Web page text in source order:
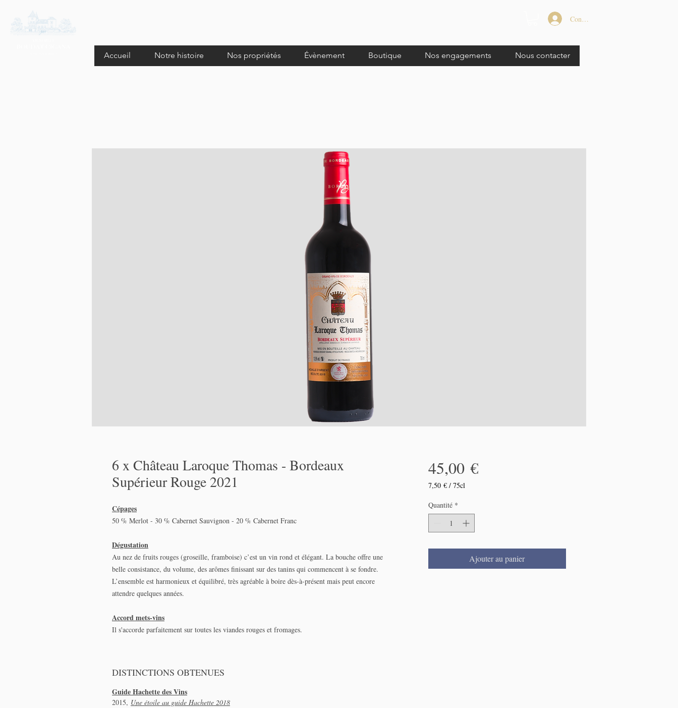
Connexion
Accueil Notre histoire Nos propriétés Évènement Boutique Nos engagements Nous contacter
6 x Château Laroque Thomas - Bordeaux
Supérieur Rouge 2021
Cépages
50 % Merlot - 30 % Cabernet Sauvignon - 20 % Cabernet Franc
Dégustation
Au nez de fruits rouges (groseille, framboise) c’est un vin rond et élégant. La bouche offre une
belle consistance, du volume, des arômes finissant sur des tanins qui commencent à se fondre.
L’ensemble est harmonieux et équilibré, très agréable à boire dès-à-présent mais peut encore
attendre quelques années.
Accord mets-vins
Il s'accorde parfaitement sur toutes les viandes rouges et fromages.
DISTINCTIONS OBTENUES
Guide Hachette des Vins
2015, Une étoile au guide Hachette 2018
45,00 €Prix
7,50 € / 75cl
pour
75
Centilitres
Quantité *
Ajouter au panier